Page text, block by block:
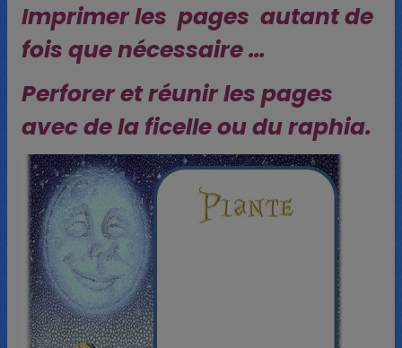
Imprimer les pages autant de
fois que nécessaire …
Perforer et réunir les pages
avec de la ficelle ou du raphia.